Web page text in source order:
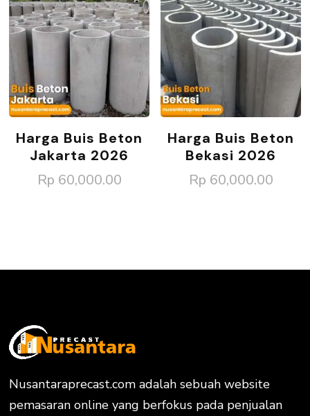
Harga Buis Beton
Jakarta 2026
Rp 60,000.00
Harga Buis Beton
Bekasi 2026
Rp 60,000.00
Nusantaraprecast.com adalah sebuah website
pemasaran online yang berfokus pada penjualan